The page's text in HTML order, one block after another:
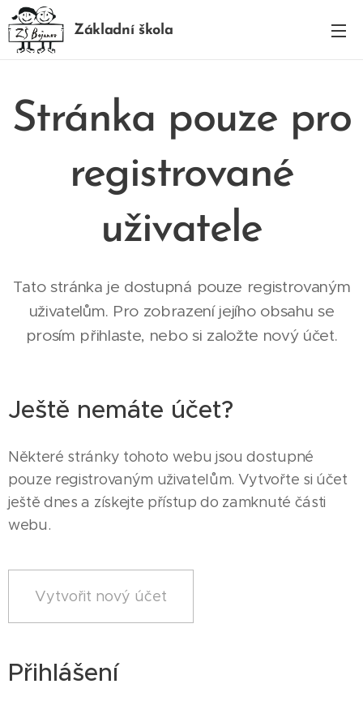
Základní škola
Stránka pouze pro
registrované
uživatele
Tato stránka je dostupná pouze registrovaným
uživatelům. Pro zobrazení jejího obsahu se
prosím přihlaste, nebo si založte nový účet.
Ještě nemáte účet?
Některé stránky tohoto webu jsou dostupné
pouze registrovaným uživatelům. Vytvořte si účet
ještě dnes a získejte přístup do zamknuté části
webu.
Vytvořit nový účet
Přihlášení